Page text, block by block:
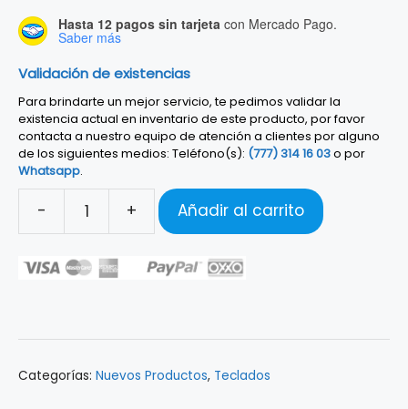
Hasta 12 pagos sin tarjeta con Mercado Pago.
Saber más
Validación de existencias
Para brindarte un mejor servicio, te pedimos validar la
existencia actual en inventario de este producto, por favor
contacta a nuestro equipo de atención a clientes por alguno
de los siguientes medios: Teléfono(s): (777) 314 16 03o por
Whatsapp.
-
TECLADO
PSR-
WORKSTATION
+ Añadir al carrito
Categorías: Nuevos Productos, Teclados